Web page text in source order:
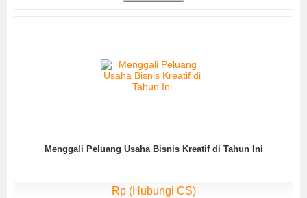
Menggali Peluang Usaha Bisnis Kreatif di Tahun Ini
Rp (Hubungi CS)